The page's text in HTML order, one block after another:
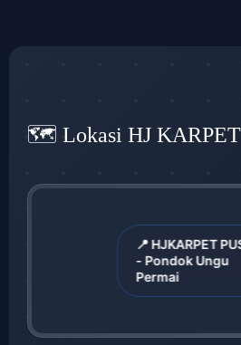
🗺️ Lokasi HJ KARPET
📍 HJKARPET
- Pondok Ungu
Permai